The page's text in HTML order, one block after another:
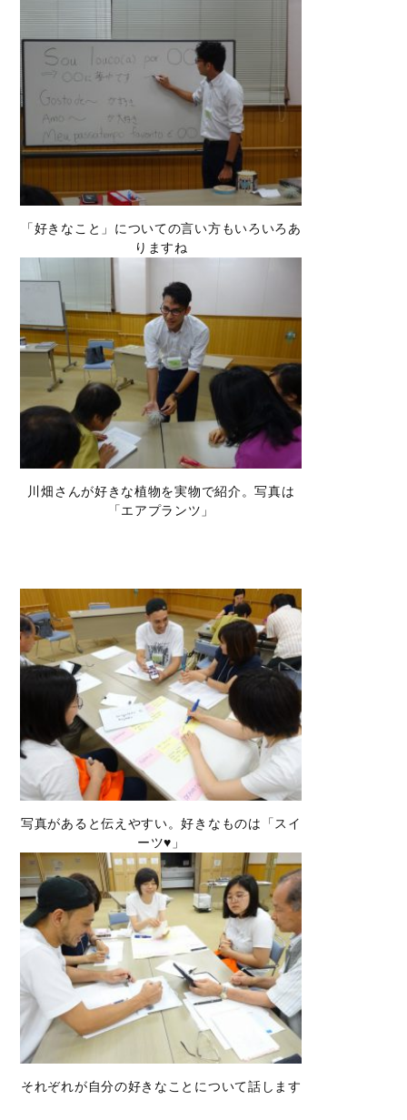
「好きなこと」についての言い方もいろいろあ
りますね
川畑さんが好きな植物を実物で紹介。写真は
「エアプランツ」
写真があると伝えやすい。好きなものは「スイ
ーツ♥」
それぞれが自分の好きなことについて話します